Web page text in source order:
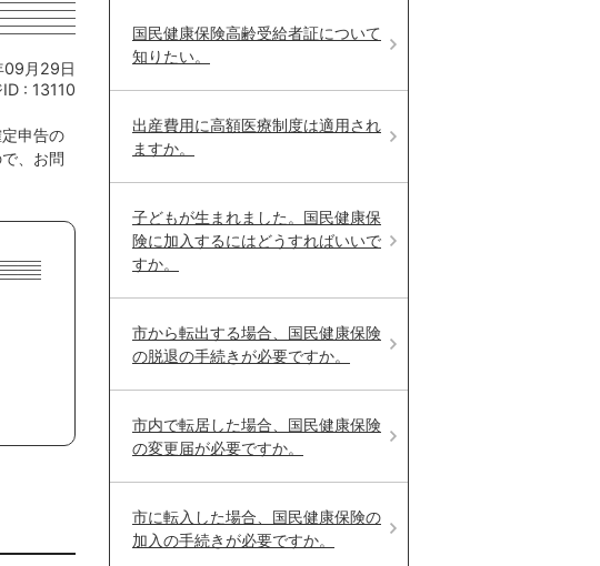
09月29日
: 13110
申告の
、お問
国民健康保険高齢受給者証について
知りたい。
出産費用に高額医療制度は適用され
ますか。
子どもが生まれました。国民健康保
険に加入するにはどうすればいいで
すか。
市から転出する場合、国民健康保険
の脱退の手続きが必要ですか。
市内で転居した場合、国民健康保険
の変更届が必要ですか。
市に転入した場合、国民健康保険の
加入の手続きが必要ですか。